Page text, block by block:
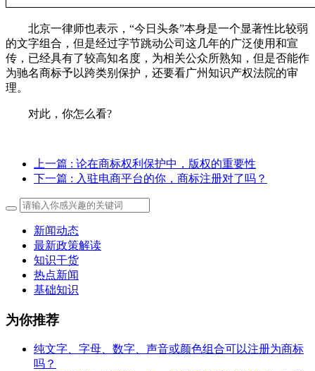
北京一律师也表示，“今日头条”本身是一个显著性比较弱
的文字组合，但是经过字节跳动公司这几年的广泛使用和宣
传，已经具有了较高知名度，为相关公众所熟知，但是否能作
为驰名商标予以跨类别保护，还要看广州知识产权法院的审
理。
对此，你怎么看?
上一篇 : 论在商标权利保护中，版权的重要性
下一篇 : 入驻电商平台的你，商标注册对了吗？
新闻动态
最新政策解读
知识干货
热点新闻
基础知识
为你推荐
纯文字、字母、数字、声音或颜色组合可以注册为商标
吗？